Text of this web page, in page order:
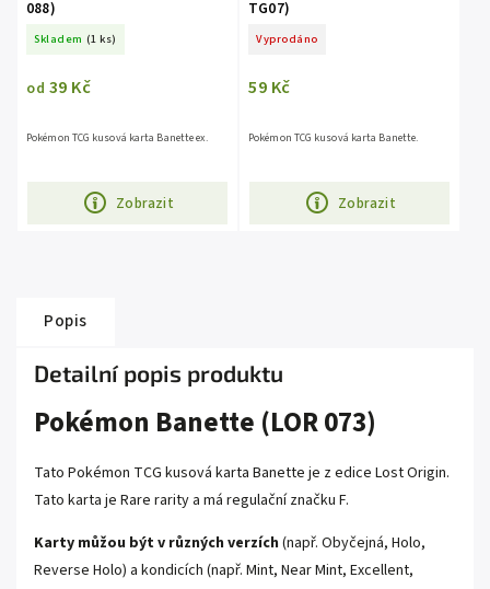
088)
Skladem (1 ks)
od 39 Kč
Zobrazit
Pokémon TCG kusová karta Banette ex.
TG07)
Vyprodáno
59 Kč
Zobrazit
Pokémon TCG kusová karta Banette.
Popis
Detailní popis produktu
Pokémon Banette (LOR 073)
Tato Pokémon TCG kusová karta Banette je z edice Lost Origin.
Tato karta je Rare rarity a má regulační značku F.
Karty můžou být v různých verzích (např. Obyčejná, Holo,
Reverse Holo) a kondicích (např. Mint, Near Mint, Excellent,